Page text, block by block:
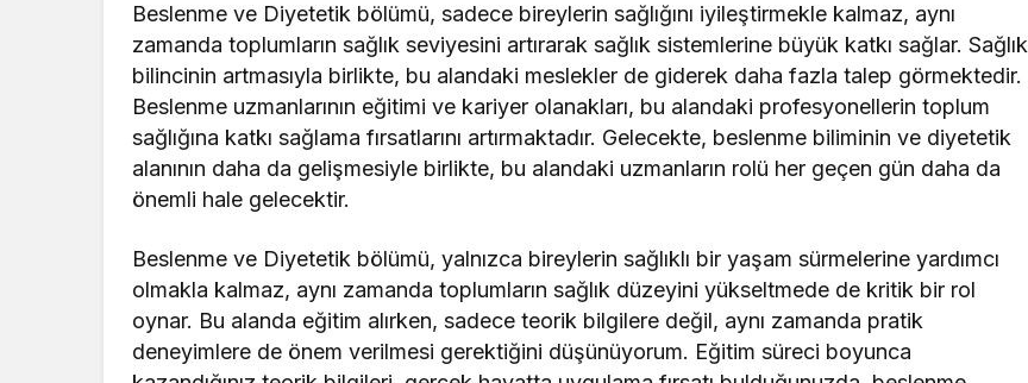
Beslenme ve Diyetetik bölümü, sadece bireylerin sağlığını iyileştirmekle kalmaz, aynı
zamanda toplumların sağlık seviyesini artırarak sağlık sistemlerine büyük katkı sağlar. Sağlık
bilincinin artmasıyla birlikte, bu alandaki meslekler de giderek daha fazla talep görmektedir.
Beslenme uzmanlarının eğitimi ve kariyer olanakları, bu alandaki profesyonellerin toplum
sağlığına katkı sağlama fırsatlarını artırmaktadır. Gelecekte, beslenme biliminin ve diyetetik
alanının daha da gelişmesiyle birlikte, bu alandaki uzmanların rolü her geçen gün daha da
önemli hale gelecektir.
Beslenme ve Diyetetik bölümü, yalnızca bireylerin sağlıklı bir yaşam sürmelerine yardımcı
olmakla kalmaz, aynı zamanda toplumların sağlık düzeyini yükseltmede de kritik bir rol
oynar. Bu alanda eğitim alırken, sadece teorik bilgilere değil, aynı zamanda pratik
deneyimlere de önem verilmesi gerektiğini düşünüyorum. Eğitim süreci boyunca